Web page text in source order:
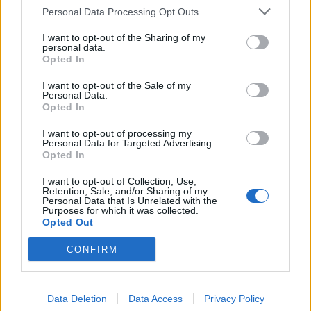
Personal Data Processing Opt Outs
I want to opt-out of the Sharing of my
personal data.
Opted In
I want to opt-out of the Sale of my
Personal Data.
Opted In
I want to opt-out of processing my
Personal Data for Targeted Advertising.
Opted In
I want to opt-out of Collection, Use,
Retention, Sale, and/or Sharing of my
Personal Data that Is Unrelated with the
Purposes for which it was collected.
Opted Out
CONFIRM
Data Deletion Data Access Privacy Policy
tutti gli sviluppi e sbocchi. Ne avrebbe troppo
sofferto per la concezione alta ch'egli aveva
della Giustizia e della sua professione, anzi
missione, di magistrato.